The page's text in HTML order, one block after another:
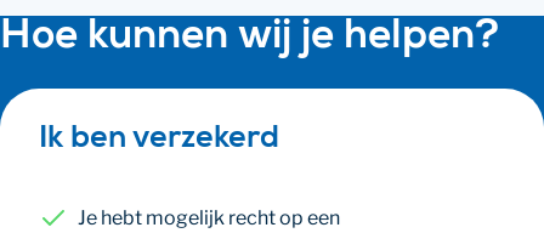
Hoe kunnen wij je helpen?
Ik ben verzekerd
Je hebt mogelijk recht op een